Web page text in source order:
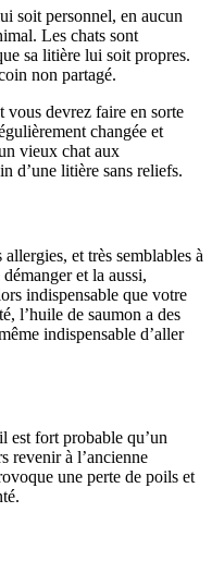
soit personnel, en aucun
Les chats sont
sa litière lui soit propres.
non partagé.
vous devrez faire en sorte
changée et
vieux chat aux
d’une litière sans reliefs.
et très semblables à
et la aussi,
indispensable que votre
l’huile de saumon a des
indispensable d’aller
est fort probable qu’un
revenir à l’ancienne
une perte de poils et